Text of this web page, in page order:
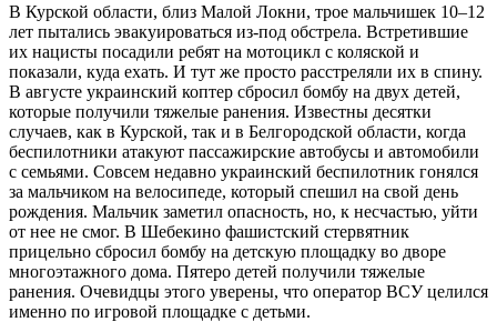
В Курской области, близ Малой Локни, трое мальчишек 10–12
лет пытались эвакуироваться из-под обстрела. Встретившие
их нацисты посадили ребят на мотоцикл с коляской и
показали, куда ехать. И тут же просто расстреляли их в спину.
В августе украинский коптер сбросил бомбу на двух детей,
которые получили тяжелые ранения. Известны десятки
случаев, как в Курской, так и в Белгородской области, когда
беспилотники атакуют пассажирские автобусы и автомобили
с семьями. Совсем недавно украинский беспилотник гонялся
за мальчиком на велосипеде, который спешил на свой день
рождения. Мальчик заметил опасность, но, к несчастью, уйти
от нее не смог. В Шебекино фашистский стервятник
прицельно сбросил бомбу на детскую площадку во дворе
многоэтажного дома. Пятеро детей получили тяжелые
ранения. Очевидцы этого уверены, что оператор ВСУ целился
именно по игровой площадке с детьми.